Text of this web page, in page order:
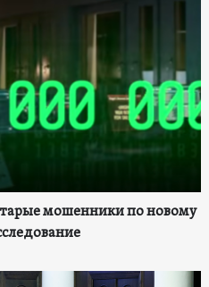
мошенники по новому